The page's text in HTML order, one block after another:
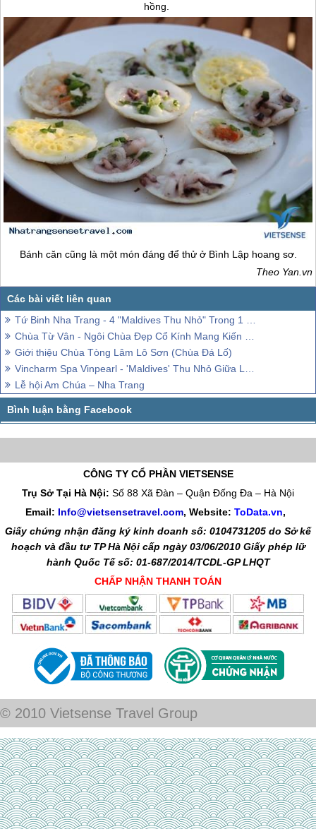
hồng.
Bánh căn cũng là một món đáng để thử ở Bình Lập hoang sơ.
Theo Yan.vn
Tứ Binh Nha Trang - 4 "Maldives Thu Nhỏ" Trong 1 Của Việt Nam
Chùa Từ Vân - Ngôi Chùa Đẹp Cổ Kính Mang Kiến Trúc Độc Đáo
Giới thiệu Chùa Tòng Lâm Lô Sơn (Chùa Đá Lố)
Vincharm Spa Vinpearl - 'Maldives' Thu Nhỏ Giữa Lòng Vịnh Nha Trang
Lễ hội Am Chúa – Nha Trang
CÔNG TY CỔ PHẦN VIETSENSE
Trụ Sở Tại Hà Nội: Số 88 Xã Đàn – Quận Đống Đa – Hà Nội
Email: Info@vietsensetravel.com, Website: ToData.vn,
Giấy chứng nhận đăng ký kinh doanh số: 0104731205 do Sở kế
hoạch và đầu tư TP Hà Nội cấp ngày 03/06/2010 Giấy phép lữ
hành Quốc Tế số: 01-687/2014/TCDL-GP LHQT
CHẤP NHẬN THANH TOÁN
© 2010 Vietsense Travel Group